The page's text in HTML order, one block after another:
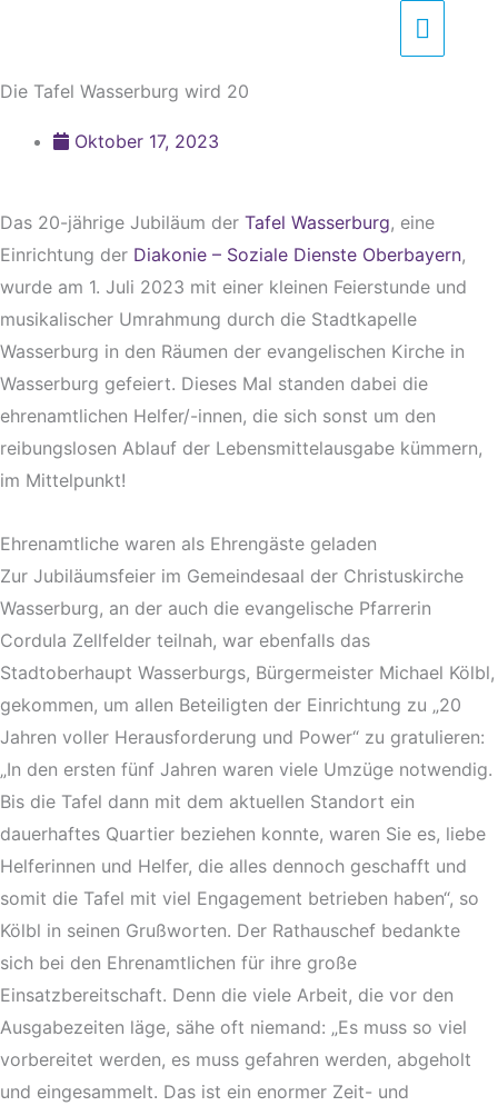
springen
Die Tafel Wasserburg wird 20
Oktober 17, 2023
Das 20-jährige Jubiläum der Tafel Wasserburg, eine
Einrichtung der Diakonie – Soziale Dienste Oberbayern,
wurde am 1. Juli 2023 mit einer kleinen Feierstunde und
musikalischer Umrahmung durch die Stadtkapelle
Wasserburg in den Räumen der evangelischen Kirche in
Wasserburg gefeiert. Dieses Mal standen dabei die
ehrenamtlichen Helfer/-innen, die sich sonst um den
reibungslosen Ablauf der Lebensmittelausgabe kümmern,
im Mittelpunkt!
Ehrenamtliche waren als Ehrengäste geladen
Zur Jubiläumsfeier im Gemeindesaal der Christuskirche
Wasserburg, an der auch die evangelische Pfarrerin
Cordula Zellfelder teilnah, war ebenfalls das
Stadtoberhaupt Wasserburgs, Bürgermeister Michael Kölbl,
gekommen, um allen Beteiligten der Einrichtung zu „20
Jahren voller Herausforderung und Power“ zu gratulieren:
„In den ersten fünf Jahren waren viele Umzüge notwendig.
Bis die Tafel dann mit dem aktuellen Standort ein
dauerhaftes Quartier beziehen konnte, waren Sie es, liebe
Helferinnen und Helfer, die alles dennoch geschafft und
somit die Tafel mit viel Engagement betrieben haben“, so
Kölbl in seinen Grußworten. Der Rathauschef bedankte
sich bei den Ehrenamtlichen für ihre große
Einsatzbereitschaft. Denn die viele Arbeit, die vor den
Ausgabezeiten läge, sähe oft niemand: „Es muss so viel
vorbereitet werden, es muss gefahren werden, abgeholt
und eingesammelt. Das ist ein enormer Zeit- und